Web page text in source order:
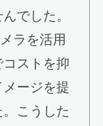
でした。
ラを活用
ストを抑
ージを提
こうした